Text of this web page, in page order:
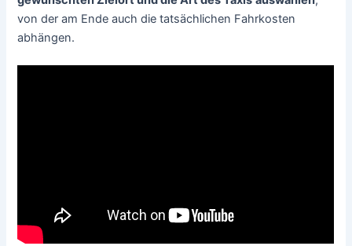
von der am Ende auch die tatsächlichen Fahrkosten
abhängen.